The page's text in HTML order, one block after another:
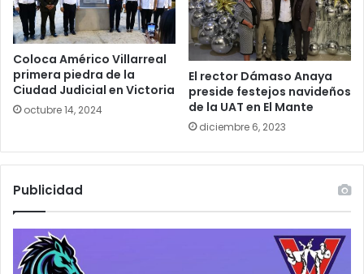
Coloca Américo Villarreal
primera piedra de la
Ciudad Judicial en Victoria
octubre 14, 2024
El rector Dámaso Anaya
preside festejos navideños
de la UAT en El Mante
diciembre 6, 2023
Publicidad